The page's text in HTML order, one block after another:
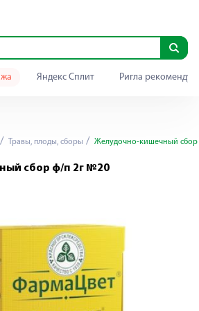
Яндекс Сплит Ригла
Травы, плоды, сборы Желудочно-кишечный
сбор ф/п 2г №20